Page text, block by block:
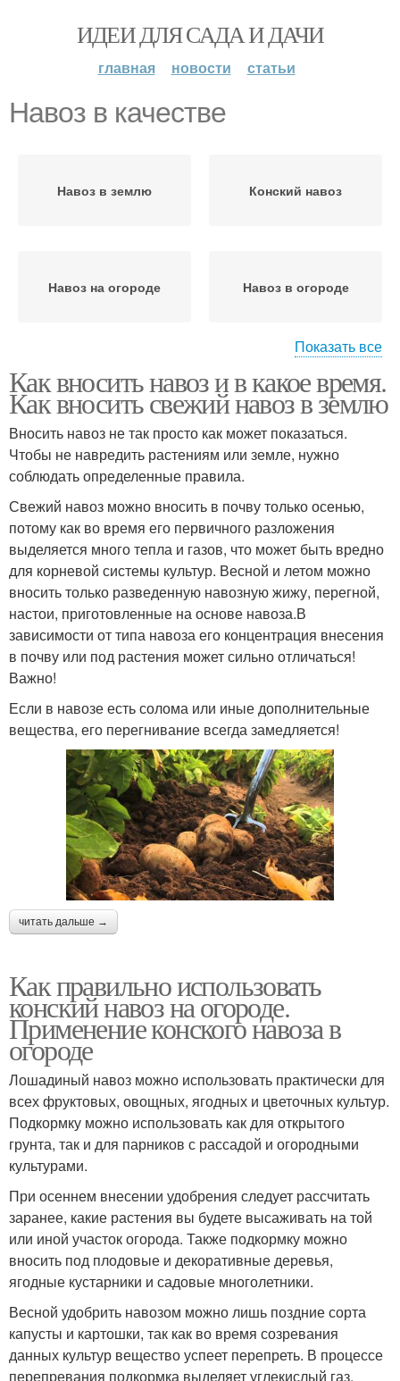
ИДЕИ ДЛЯ САДА И ДАЧИ
главная новости статьи
Навоз в качестве
Навоз в землю Конский навоз
Навоз на огороде Навоз в огороде
Конские навозы Лошадиный навоз
Навоз для малины Навоз для подкормки
Навоз в гранулах
Гранулированный
навоз
Компост из конского
навоза
Удобрения из конского
навоза
Навоз с опилками Навоз для арбузов
Свиной навоз
Овечий навоз Навоз для огорода
Перегной из навоза Навоз в сочетании
Коровьи навозы
Показать все
Как вносить навоз и в какое время.
Как вносить свежий навоз в землю
Вносить навоз не так просто как может показаться.
Чтобы не навредить растениям или земле, нужно
соблюдать определенные правила.
Свежий навоз можно вносить в почву только осенью,
потому как во время его первичного разложения
выделяется много тепла и газов, что может быть вредно
для корневой системы культур. Весной и летом можно
вносить только разведенную навозную жижу, перегной,
настои, приготовленные на основе навоза.В
зависимости от типа навоза его концентрация внесения
в почву или под растения может сильно отличаться!
Важно!
Если в навозе есть солома или иные дополнительные
вещества, его перегнивание всегда замедляется!
читать дальше →
Как правильно использовать
конский навоз на огороде.
Применение конского навоза в
огороде
Лошадиный навоз можно использовать практически для
всех фруктовых, овощных, ягодных и цветочных культур.
Подкормку можно использовать как для открытого
грунта, так и для парников с рассадой и огородными
культурами.
При осеннем внесении удобрения следует рассчитать
заранее, какие растения вы будете высаживать на той
или иной участок огорода. Также подкормку можно
вносить под плодовые и декоративные деревья,
ягодные кустарники и садовые многолетники.
Весной удобрить навозом можно лишь поздние сорта
капусты и картошки, так как во время созревания
данных культур вещество успеет перепреть. В процессе
перепревания подкормка выделяет углекислый газ,